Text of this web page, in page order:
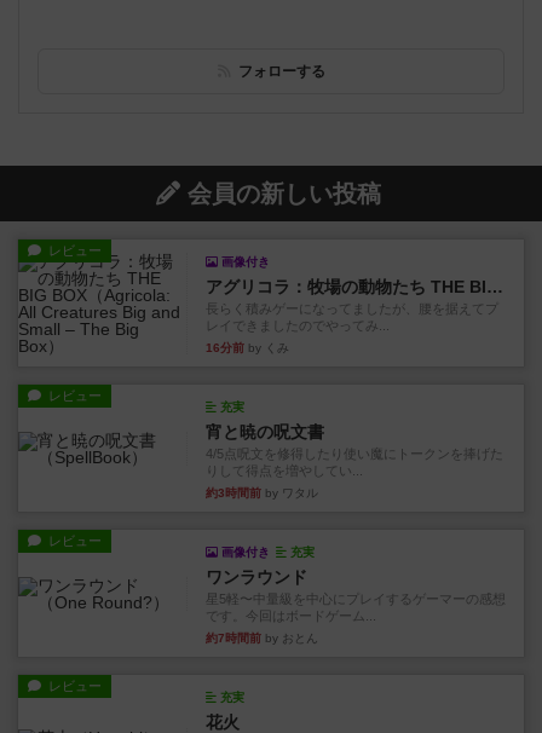
フォローする
会員の新しい投稿
レビュー
画像付き
アグリコラ：牧場の動物たち THE BIG BOX
長らく積みゲーになってましたが、腰を据えてプ
レイできましたのでやってみ...
16分前 by くみ
レビュー
充実
宵と暁の呪文書
4/5点呪文を修得したり使い魔にトークンを捧げた
りして得点を増やしてい...
約3時間前 by ワタル
レビュー
画像付き 充実
ワンラウンド
星5軽〜中量級を中心にプレイするゲーマーの感想
です。今回はボードゲーム...
約7時間前 by おとん
レビュー
充実
花火